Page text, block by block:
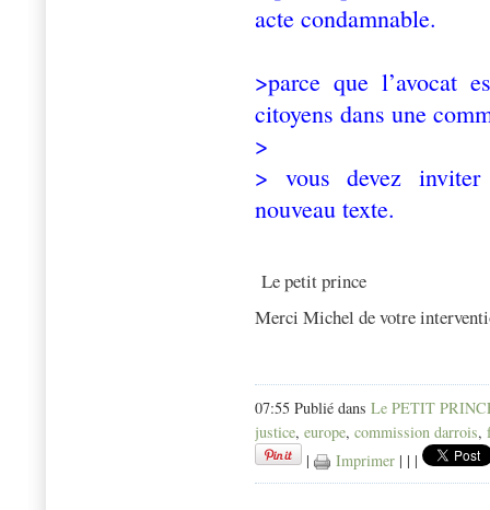
acte condamnable.
>parce que l’avocat
citoyens dans une
>
> vous devez
nouveau texte.
Le petit prince
Merci Michel de votre
07:55 Publié dans Le PETIT
justice, europe, commission darrois,
|
Imprimer | | |